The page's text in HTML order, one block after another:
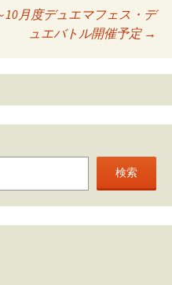
10月度デュエマフェス・デ
ュエバトル開催予定 →
検索